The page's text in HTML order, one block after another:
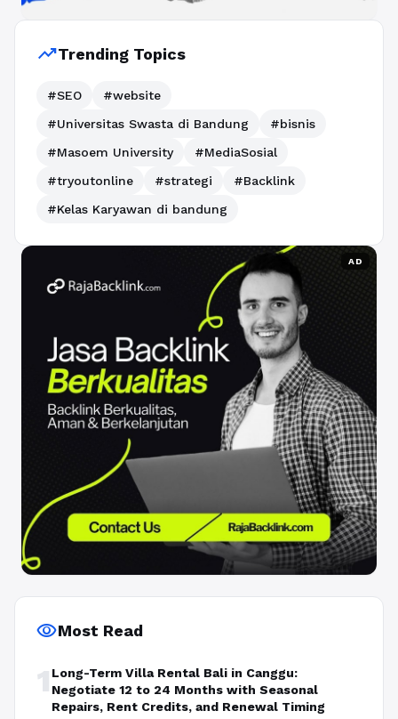
trending_upTrending Topics
#SEO
#website
#Universitas Swasta di Bandung
#bisnis
#Masoem University
#MediaSosial
#tryoutonline
#strategi
#Backlink
#Kelas Karyawan di bandung
AD
visibilityMost Read
1 Long-Term Villa Rental Bali in Canggu:
Negotiate 12 to 24 Months with Seasonal
Repairs, Rent Credits, and Renewal Timing